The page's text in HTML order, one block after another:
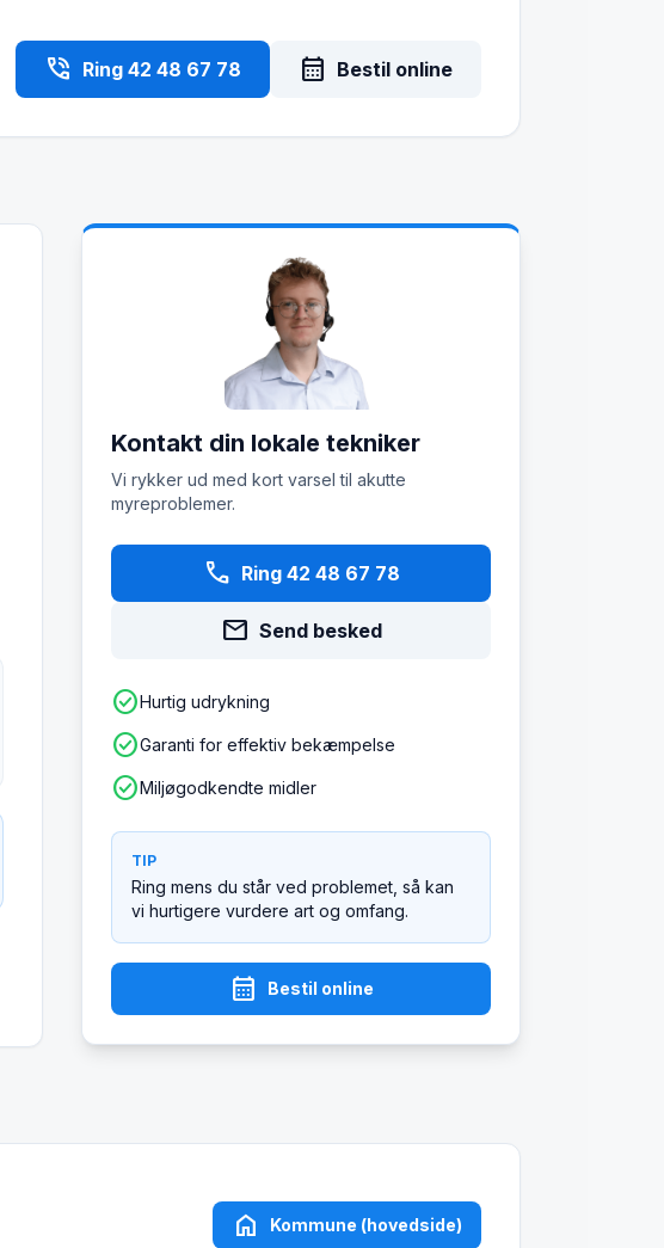
phone_in_talk Ring 42 48 67 78 calendar_month Bestil online
Kontakt din lokale tekniker
Vi rykker ud med kort varsel til akutte
myreproblemer.
phone Ring 42 48 67 78
mail Send besked
check_circleHurtig udrykning
check_circleGaranti for effektiv bekæmpelse
check_circleMiljøgodkendte midler
TIP
Ring mens du står ved problemet, så kan
vi hurtigere vurdere art og omfang.
calendar_month Bestil online
home Kommune (hovedside)